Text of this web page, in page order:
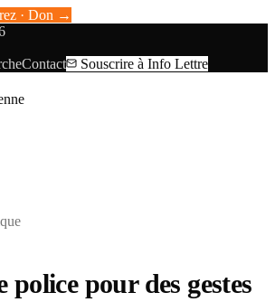
· Don →
Contact Souscrire à Info Lettre
police pour des gestes